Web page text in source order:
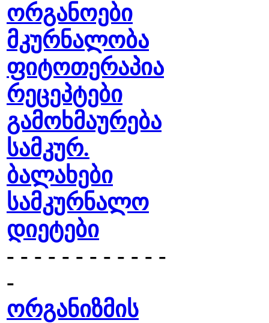
ორგანოები
მკურნალობა
ფიტოთერაპია
რეცეპტები
გამოხმაურება
სამკურ.
ბალახები
სამკურნალო
დიეტები
- - - - - - - - - - - -
-
ორგანიზმის